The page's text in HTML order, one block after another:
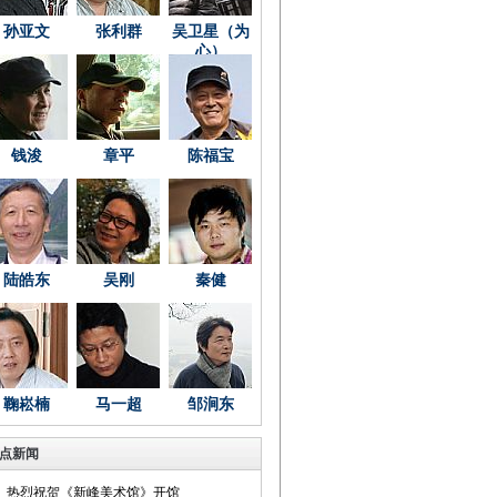
孙亚文 张利群
吴卫星（为
心）
钱浚 章平 陈福宝
陆皓东 吴刚 秦健
鞠崧楠 马一超 邹涧东
新闻
热烈祝贺《新峰美术馆》开馆